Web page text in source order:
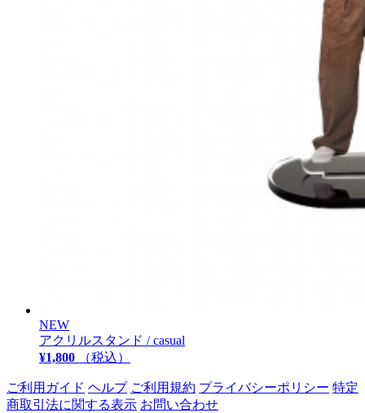
NEW
アクリルスタンド / casual
¥1,800
（税込）
ご利用ガイド ヘルプ ご利用規約 プライバシーポリシー 特定
商取引法に関する表示 お問い合わせ